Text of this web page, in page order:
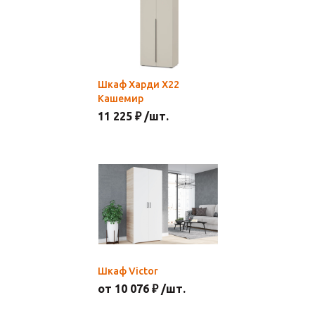
Шкаф Харди Х22
Кашемир
11 225 ₽ /шт.
Шкаф Victor
от 10 076 ₽ /шт.